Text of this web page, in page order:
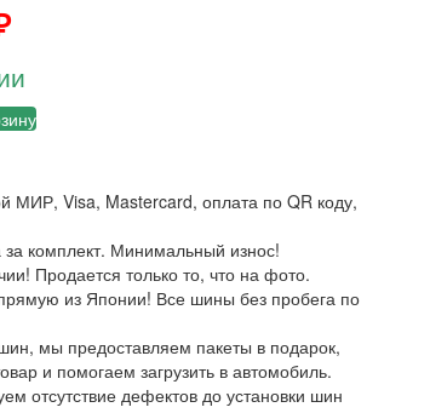
МИР, Visa, Mastercard, оплата по QR коду,
за комплект. Минимальный износ!
Продается только то, что на фото.
из Японии! Все шины без пробега по
мы предоставляем пакеты в подарок,
и помогаем загрузить в автомобиль.
отсутствие дефектов до установки шин